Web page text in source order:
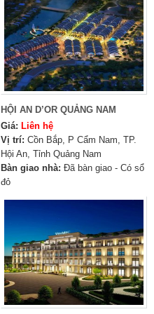
HỘI AN D’OR QUẢNG NAM
Giá: Liên hệ
Vị trí: Cồn Bắp, P Cẩm Nam, TP.
Hội An, Tỉnh Quảng Nam
Bàn giao nhà: Đã bàn giao - Có sổ
đỏ